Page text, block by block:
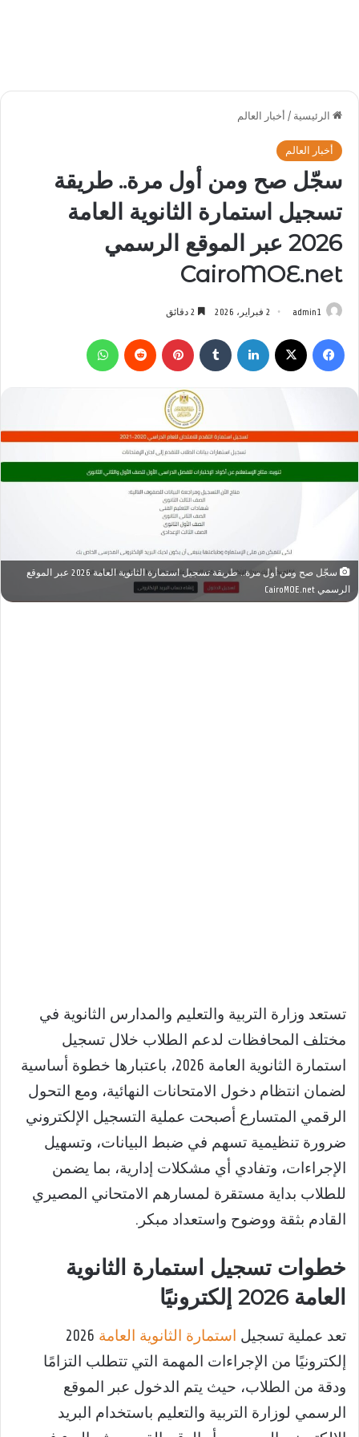
الرئيسية / أخبار العالم
أخبار العالم
سجّل صح ومن أول مرة.. طريقة
تسجيل استمارة الثانوية العامة
2026 عبر الموقع الرسمي
CairoMOE.net
admin1 2 فبراير، 2026
فيسبوك لينكدإن بينتيريست
سجّل صح ومن أول مرة.. طريقة تسجيل استمارة الثانوية العامة 2026 عبر الموقع
الرسمي CairoMOE.net
تستعد وزارة التربية والتعليم والمدارس الثانوية في
مختلف المحافظات لدعم الطلاب خلال تسجيل
استمارة الثانوية العامة 2026، باعتبارها خطوة أساسية
لضمان انتظام دخول الامتحانات النهائية، ومع التحول
الرقمي المتسارع أصبحت عملية التسجيل الإلكتروني
ضرورة تنظيمية تسهم في ضبط البيانات، وتسهيل
الإجراءات، وتفادي أي مشكلات إدارية، بما يضمن
للطلاب بداية مستقرة لمسارهم الامتحاني المصيري
القادم بثقة ووضوح واستعداد مبكر.
خطوات تسجيل استمارة الثانوية
العامة 2026 إلكترونيًا
تعد عملية تسجيل استمارة الثانوية العامة 2026
إلكترونيًا من الإجراءات المهمة التي تتطلب التزامًا
ودقة من الطلاب، حيث يتم الدخول عبر الموقع
الرسمي لوزارة التربية والتعليم باستخدام البريد